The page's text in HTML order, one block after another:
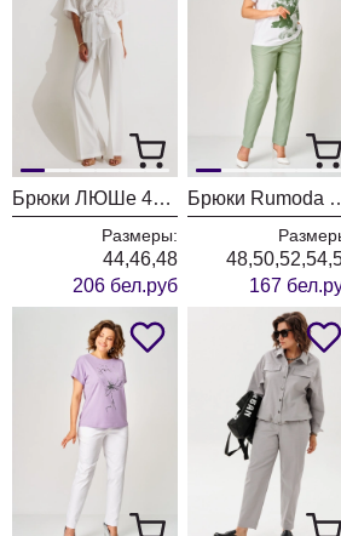
Брюки ЛЮШе 4421 белый
Размеры:
44,46,48
206 бел.руб
Брюки Rumoda
167